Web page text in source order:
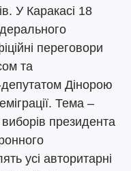
У Каракасі 18
переговори
та
депутатом Дінорою
Тема –
президента
усі авторитарні